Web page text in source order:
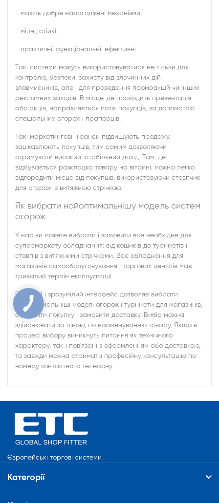
- мають добре налагоджені механізми;
- міцні, стійкі;
- практичні, функціональні, ефективні.
Такі системи можуть використовуватися не тільки для
контролю, безпеки, захисту від злочинних дій
зловмисників, але і для проведення промоакцій чи інших
рекламних заходів. В місце, де проходить презентація
або акція, направляється потік покупців, за допомогою
спеціальних огорож і прапорців.
Такі маркетингові нюанси підвищують продажу,
зацікавлюють покупців, тим самим дозволяючи
отримувати високий, стабільний дохід. Там, де
відбувається розкладка товару на вітрині, можна легко
відгородити місце від покупців, використовуючи стовпчик
для огорожі з витяжною стрічкою.
Як вибрати найоптимальнішу модель систем
огорож
У нас ви можете вибрати і замовити все необхідне для
супермаркету обладнання: від кошиків до турнікетів і
стовпів з витяжними стрічками. Все обладнання для
магазинів самообслуговування і торгових центрів має
тривалий термін експлуатації.
Простий і зрозумілий інтерфейс дозволяє вибрати
найоптимальніші моделі огорож і турнікети для магазинів,
оформити покупку і замовити доставку. Вибір можна
здійснювати за ціною, по найменуванню товару. Якщо в
процесі вибору виникнуть питання як технічного
характеру, так і пов'язані з оформленням або доставкою,
то завжди можна отримати професійну консультацію по
номеру контактного телефону.
Європейські торгові системи
Категорії